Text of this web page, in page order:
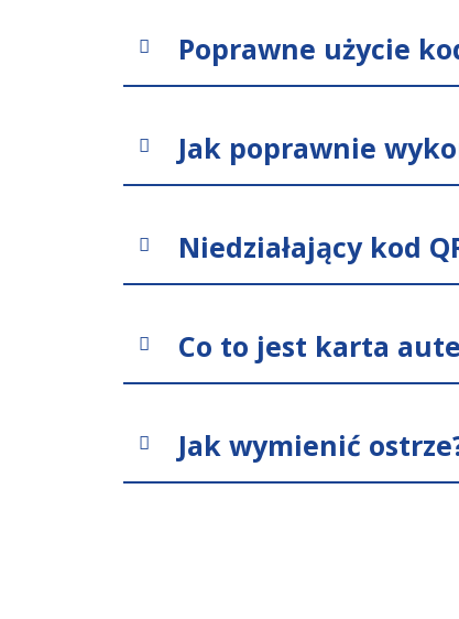
Poprawne użycie
Jak poprawnie
Niedziałający kod
Co to jest karta
Jak wymienić